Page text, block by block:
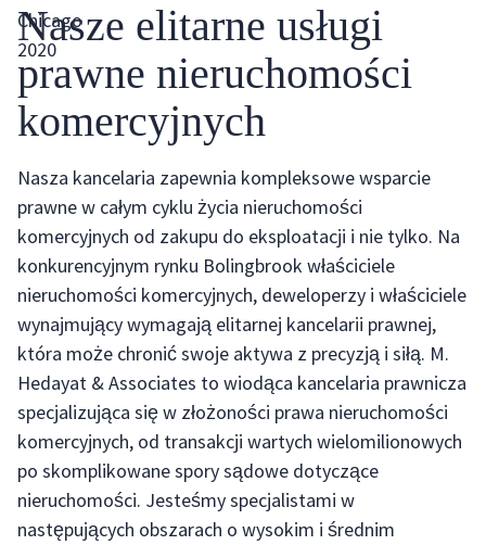
Nasze elitarne usługi
prawne nieruchomości
komercyjnych
Nasza kancelaria zapewnia kompleksowe wsparcie
prawne w całym cyklu życia nieruchomości
komercyjnych od zakupu do eksploatacji i nie tylko. Na
konkurencyjnym rynku Bolingbrook właściciele
nieruchomości komercyjnych, deweloperzy i właściciele
wynajmujący wymagają elitarnej kancelarii prawnej,
która może chronić swoje aktywa z precyzją i siłą. M.
Hedayat & Associates to wiodąca kancelaria prawnicza
specjalizująca się w złożoności prawa nieruchomości
komercyjnych, od transakcji wartych wielomilionowych
po skomplikowane spory sądowe dotyczące
nieruchomości. Jesteśmy specjalistami w
następujących obszarach o wysokim i średnim